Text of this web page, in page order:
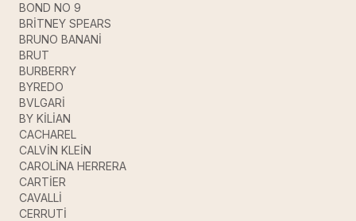
BOND NO 9
BRİTNEY SPEARS
BRUNO BANANİ
BRUT
BURBERRY
BYREDO
BVLGARİ
BY KİLİAN
CACHAREL
CALVİN KLEİN
CAROLİNA HERRERA
CARTİER
CAVALLİ
CERRUTİ